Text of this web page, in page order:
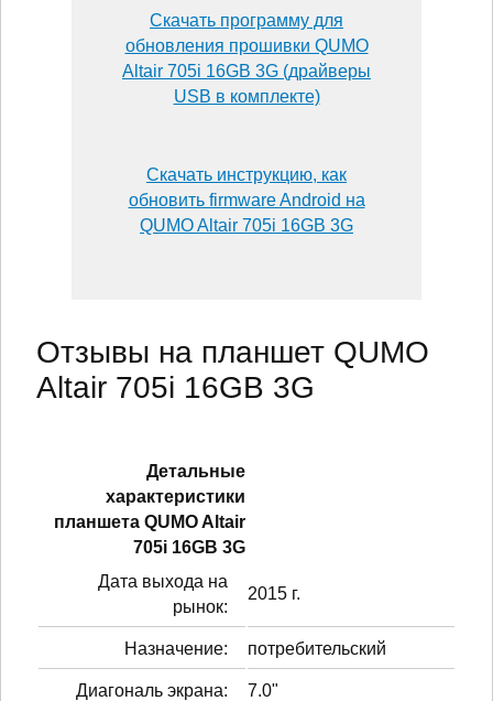
Скачать программу для
обновления прошивки QUMO
Altair 705i 16GB 3G (драйверы
USB в комплекте)
Скачать инструкцию, как
обновить firmware Android на
QUMO Altair 705i 16GB 3G
Отзывы на планшет QUMO
Altair 705i 16GB 3G
Детальные
характеристики
планшетa QUMO Altair
705i 16GB 3G
Дата выхода на
рынок:
2015 г.
Назначение: потребительский
Диагональ экрана: 7.0"